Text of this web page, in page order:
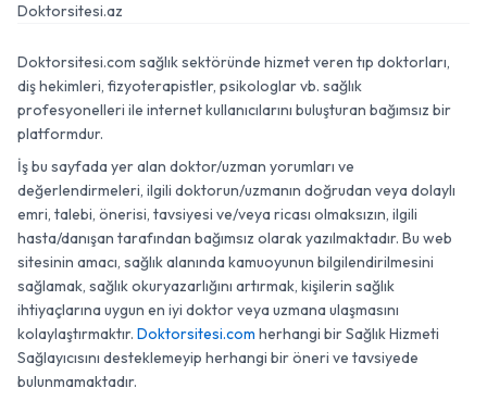
Doktorsitesi.az
Doktorsitesi.com sağlık sektöründe hizmet veren tıp doktorları,
diş hekimleri, fizyoterapistler, psikologlar vb. sağlık
profesyonelleri ile internet kullanıcılarını buluşturan bağımsız bir
platformdur.
İş bu sayfada yer alan doktor/uzman yorumları ve
değerlendirmeleri, ilgili doktorun/uzmanın doğrudan veya dolaylı
emri, talebi, önerisi, tavsiyesi ve/veya ricası olmaksızın, ilgili
hasta/danışan tarafından bağımsız olarak yazılmaktadır. Bu web
sitesinin amacı, sağlık alanında kamuoyunun bilgilendirilmesini
sağlamak, sağlık okuryazarlığını artırmak, kişilerin sağlık
ihtiyaçlarına uygun en iyi doktor veya uzmana ulaşmasını
kolaylaştırmaktır. Doktorsitesi.com herhangi bir Sağlık Hizmeti
Sağlayıcısını desteklemeyip herhangi bir öneri ve tavsiyede
bulunmamaktadır.